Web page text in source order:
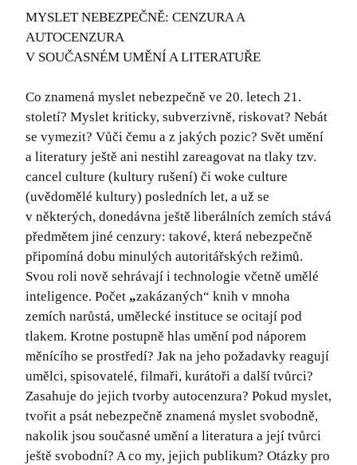
MYSLET NEBEZPEČNĚ: CENZURA A
AUTOCENZURA
V SOUČASNÉM UMĚNÍ A LITERATUŘE
Co znamená myslet nebezpečně ve 20. letech 21.
století? Myslet kriticky, subverzivně, riskovat? Nebát
se vymezit? Vůči čemu a z jakých pozic? Svět umění
a literatury ještě ani nestihl zareagovat na tlaky tzv.
cancel culture (kultury rušení) či woke culture
(uvědomělé kultury) posledních let, a už se
v některých, donedávna ještě liberálních zemích stává
předmětem jiné cenzury: takové, která nebezpečně
připomíná dobu minulých autoritářských režimů.
Svou roli nově sehrávají i technologie včetně umělé
inteligence. Počet „zakázaných“ knih v mnoha
zemích narůstá, umělecké instituce se ocitají pod
tlakem. Krotne postupně hlas umění pod náporem
měnícího se prostředí? Jak na jeho požadavky reagují
umělci, spisovatelé, filmaři, kurátoři a další tvůrci?
Zasahuje do jejich tvorby autocenzura? Pokud myslet,
tvořit a psát nebezpečně znamená myslet svobodně,
nakolik jsou současné umění a literatura a její tvůrci
ještě svobodní? A co my, jejich publikum? Otázky pro